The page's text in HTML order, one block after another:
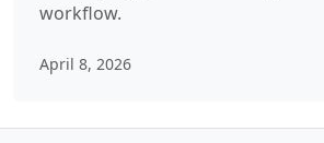
workflow.
April 8, 2026